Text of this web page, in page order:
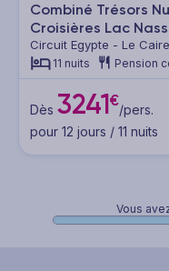
Combiné Trésors
Croisières Lac
Circuit Egypte - Le
Seboua / Assouan /
11 nuits Pension
Dès 3241€/pers.
pour 12 jours / 11 nuits
Vous